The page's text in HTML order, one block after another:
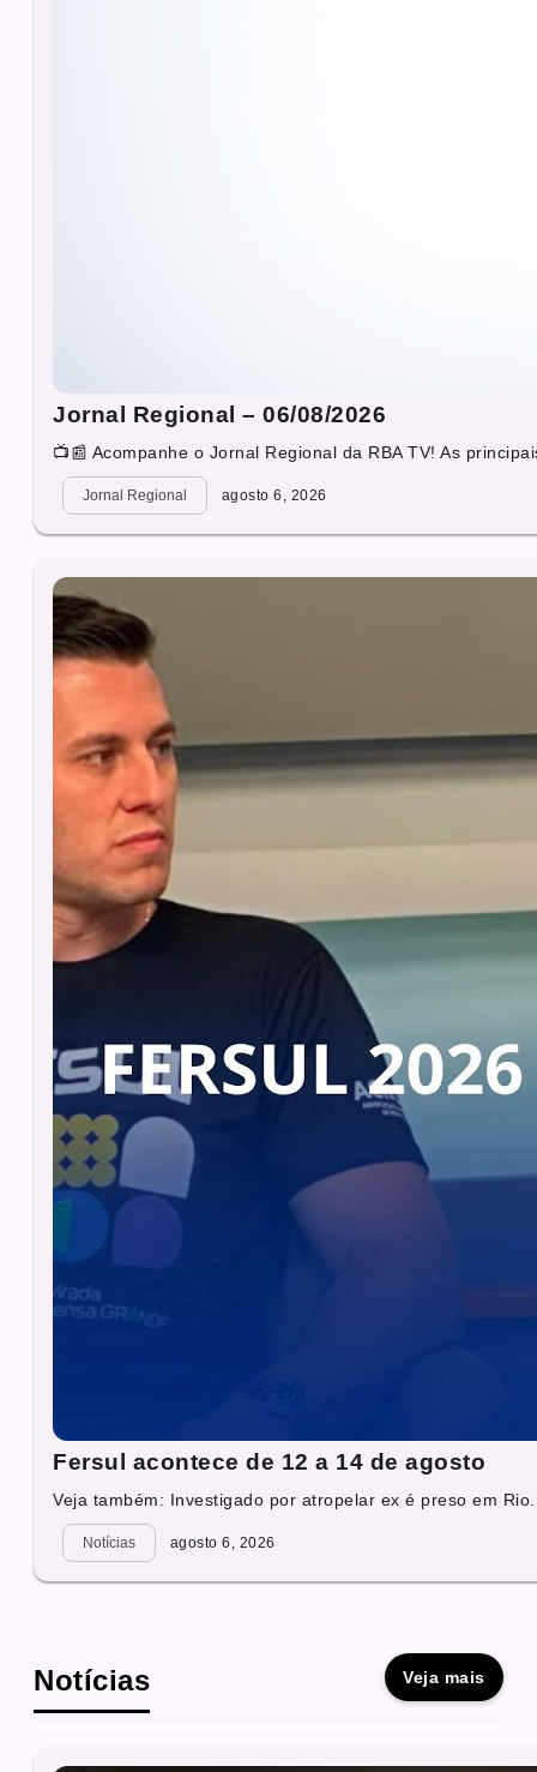
Jornal Regional – 06/08/2026
📺📰 Acompanhe o Jornal Regional da RBA TV! As
Jornal Regional agosto 6, 2026
Fersul acontece de 12 a 14 de agosto
Veja também: Investigado por atropelar ex é preso em
Notícias agosto 6, 2026
Notícias Veja mais